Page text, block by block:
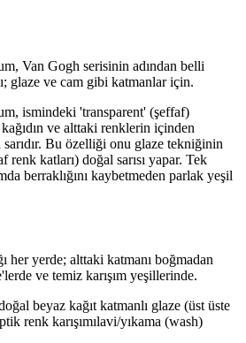
Van Gogh serisinin adından belli
glaze ve cam gibi katmanlar için.
ismindeki 'transparent' (şeffaf)
ve alttaki renklerin içinden
Bu özelliği onu glaze tekniğinin
renk katları) doğal sarısı yapar. Tek
berraklığını kaybetmeden parlak yeşil
her yerde; alttaki katmanı boğmadan
ve temiz karışım yeşillerinde.
beyaz kağıt katmanlı glaze (üst üste
renk karışımılavi/yıkama (wash)